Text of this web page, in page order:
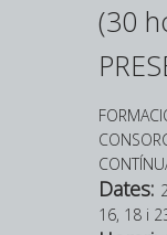
(30
Dates:
16, 18 i